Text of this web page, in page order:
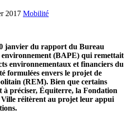
2017 Mobilité
janvier du rapport du Bureau
environnement (BAPE) qui remettait
environnementaux et financiers du
formulées envers le projet de
(REM). Bien que certains
à préciser, Équiterre, la Fondation
réitèrent au projet leur appui